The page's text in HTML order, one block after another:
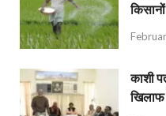
काशी
खिलाफ